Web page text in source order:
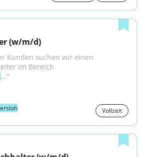
(w/m/d)
Kunden suchen wir einen
..."
Vollzeit